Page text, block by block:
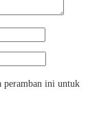
peramban ini untuk